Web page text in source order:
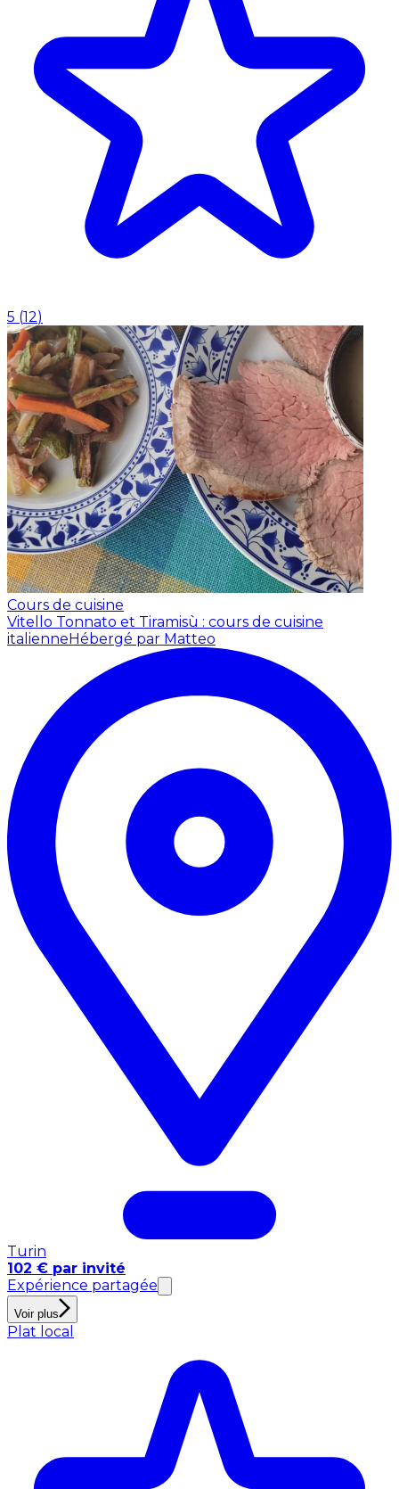
5 (12)
Cours de cuisine
Vitello Tonnato et Tiramisù : cours de cuisine
italienneHébergé par Matteo
Turin
102 € par invité
Expérience partagée
Voir plus
Plat local